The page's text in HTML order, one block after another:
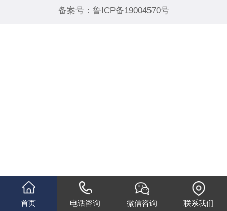
备案号： 鲁ICP备19004570号
首页 电话咨询 微信咨询 联系我们